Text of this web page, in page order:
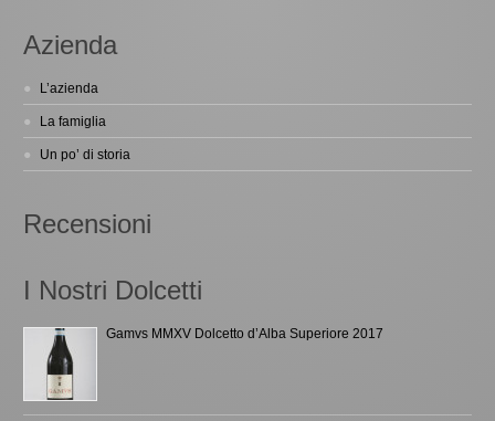
Azienda
L’azienda
La famiglia
Un po’ di storia
Recensioni
I Nostri Dolcetti
Gamvs MMXV Dolcetto d’Alba Superiore 2017